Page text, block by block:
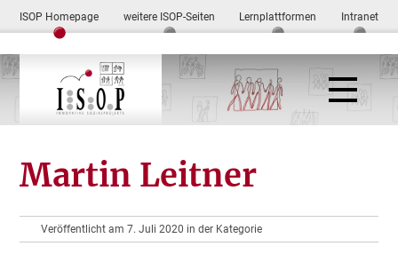
ISOP Homepage weitere ISOP-Seiten Lernplattformen Intranet
Martin Leitner
Veröffentlicht am 7. Juli 2020 in der Kategorie